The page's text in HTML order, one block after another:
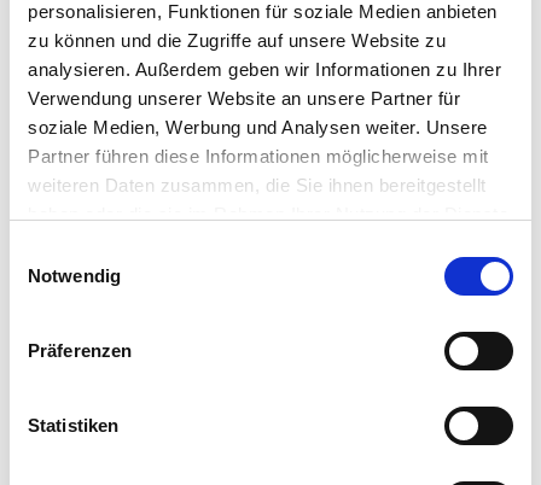
personalisieren, Funktionen für soziale Medien anbieten
zu können und die Zugriffe auf unsere Website zu
analysieren. Außerdem geben wir Informationen zu Ihrer
Verwendung unserer Website an unsere Partner für
soziale Medien, Werbung und Analysen weiter. Unsere
Partner führen diese Informationen möglicherweise mit
weiteren Daten zusammen, die Sie ihnen bereitgestellt
Notwendig
Präferenzen
Statistiken
Immona Immobilien GmbH & Co. KG
66606 St. Wendel
Maklerprofil ansehen
66557 Illingen